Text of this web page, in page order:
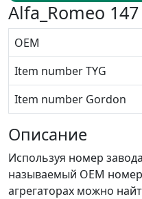
Alfa_Romeo 147
OEM
Item number TYG
Item number Gordon
Описание
Используя номер
называемый ОЕМ
агрегаторах можно